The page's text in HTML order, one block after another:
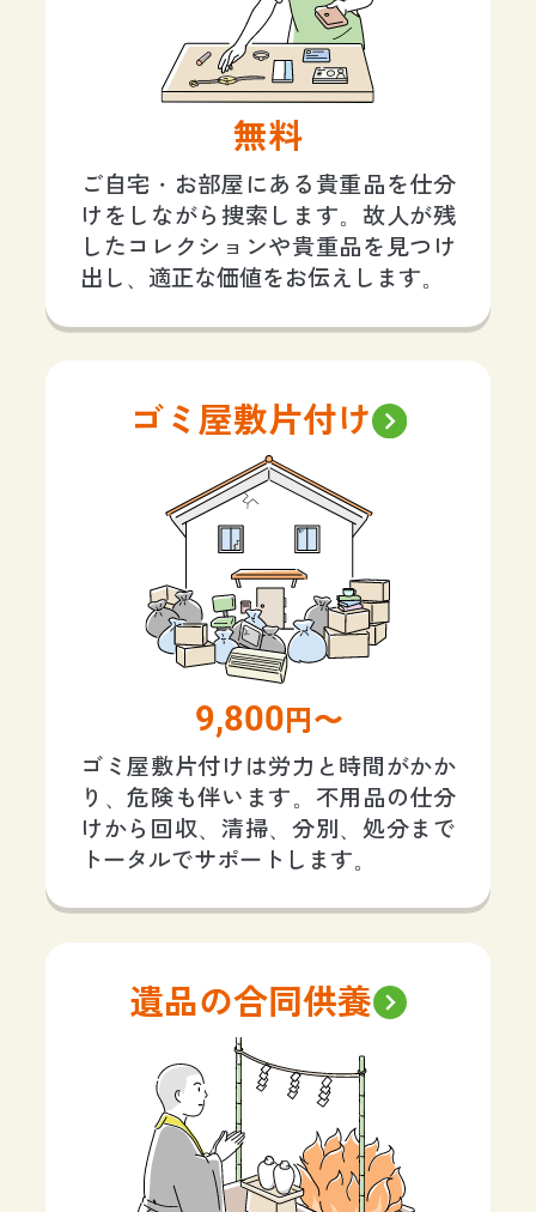
無料
ご自宅・お部屋にある貴重品を仕分
けをしながら捜索します。故人が残
したコレクションや貴重品を見つけ
出し、適正な価値をお伝えします。
ゴミ屋敷片付け
9,800 円〜
ゴミ屋敷片付けは労力と時間がかか
り、危険も伴います。不用品の仕分
けから回収、清掃、分別、処分まで
トータルでサポートします。
遺品の合同供養